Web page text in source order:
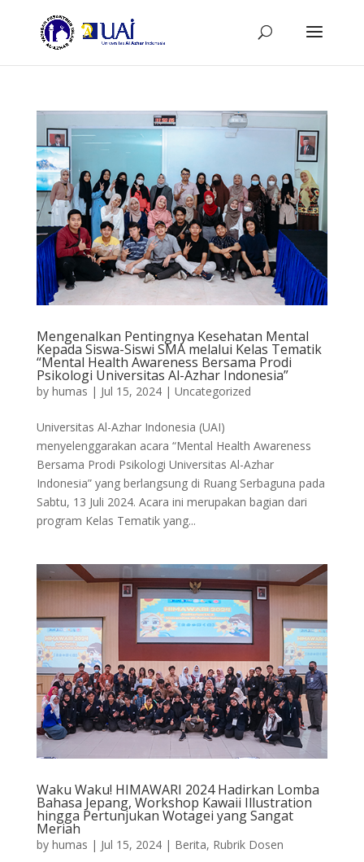
Mengenalkan Pentingnya Kesehatan Mental
Kepada Siswa-Siswi SMA melalui Kelas Tematik
“Mental Health Awareness Bersama Prodi
Psikologi Universitas Al-Azhar Indonesia”
by humas | Jul 15, 2024| Uncategorized
Universitas Al-Azhar Indonesia (UAI)
menyelenggarakan acara “Mental Health Awareness
Bersama Prodi Psikologi Universitas Al-Azhar
Indonesia” yang berlangsung di Ruang Serbaguna pada
Sabtu, 13 Juli 2024. Acara ini merupakan bagian dari
program Kelas Tematik yang...
Waku Waku! HIMAWARI 2024 Hadirkan Lomba
Bahasa Jepang, Workshop Kawaii Illustration
hingga Pertunjukan Wotagei yang Sangat
Meriah
by humas | Jul 15, 2024| Berita, Rubrik Dosen